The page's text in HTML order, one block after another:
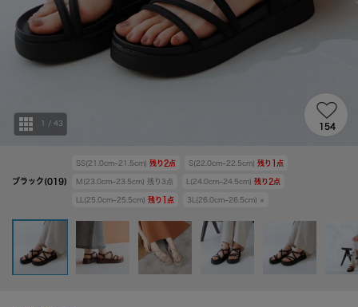
ブラック(019)
SS(21.0cm~21.5cm) 残り2点 S(22.0cm~22.5cm) 残り 点
M(23.0cm~23.5cm) 残り 3 点 L(24.0cm~24.5cm) 残り2点
LL(25.0cm~25.5cm) 残り 点 3L(26.0cm~26.5cm) ×
1 / 43 154